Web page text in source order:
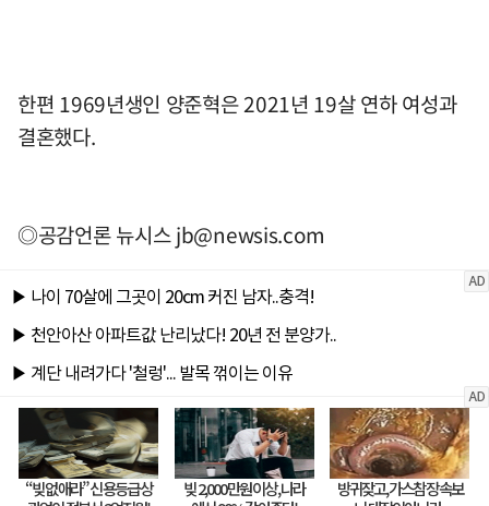
한편 1969년생인 양준혁은 2021년 19살 연하 여성과
결혼했다.
◎공감언론 뉴시스jb@newsis.com